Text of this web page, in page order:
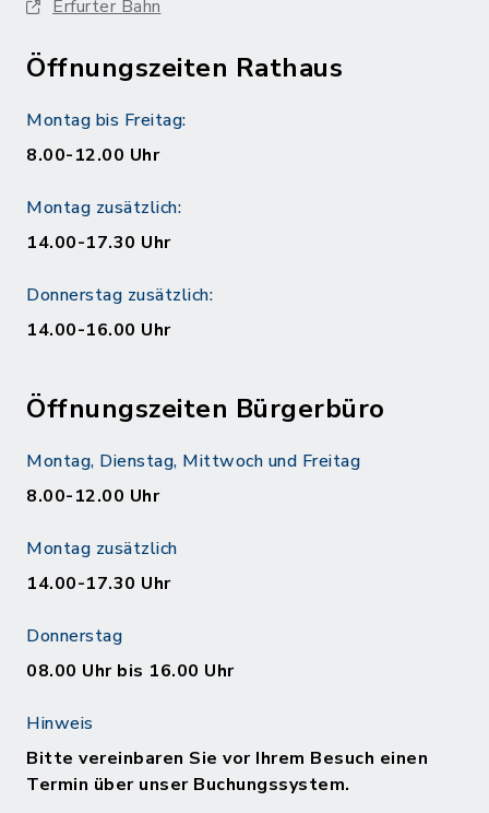
Erfurter Bahn
Öffnungszeiten Rathaus
Montag bis Freitag:
8.00-12.00 Uhr
Montag zusätzlich:
14.00-17.30 Uhr
Donnerstag zusätzlich:
14.00-16.00 Uhr
Öffnungszeiten Bürgerbüro
Montag, Dienstag, Mittwoch und Freitag
8.00-12.00 Uhr
Montag zusätzlich
14.00-17.30 Uhr
Donnerstag
08.00 Uhr bis 16.00 Uhr
Hinweis
Bitte vereinbaren Sie vor Ihrem Besuch einen
Termin über unser Buchungssystem.